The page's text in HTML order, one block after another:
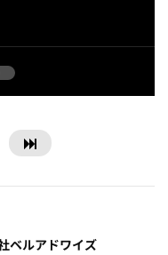
ベルアドワイズ